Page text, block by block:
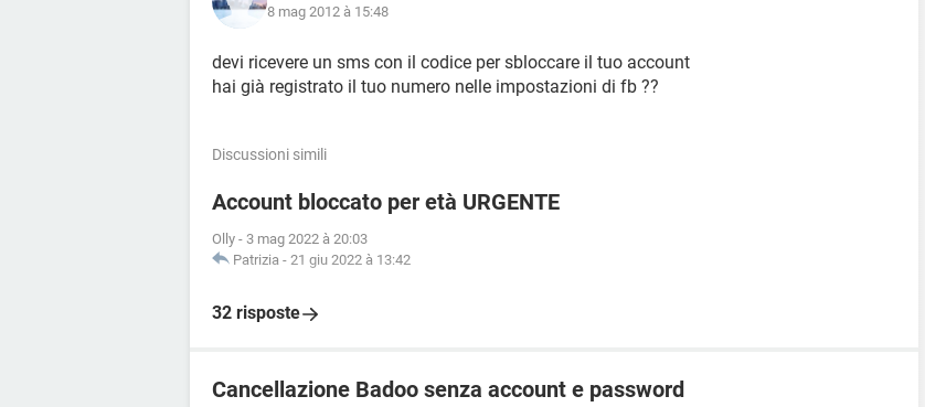
8 mag 2012 à 15:48
devi ricevere un sms con il codice per sbloccare il tuo account
hai già registrato il tuo numero nelle impostazioni di fb ??
Discussioni simili
Account bloccato per età URGENTE
Olly - 3 mag 2022 à 20:03
Patrizia - 21 giu 2022 à 13:42
32 risposte
Cancellazione Badoo senza account e password